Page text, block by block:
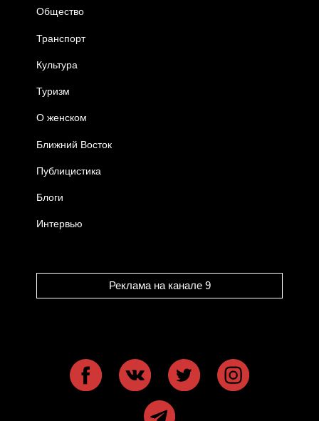
Общество
Транспорт
Культура
Туризм
О женском
Ближний Восток
Публицистика
Блоги
Интервью
Реклама на канале 9